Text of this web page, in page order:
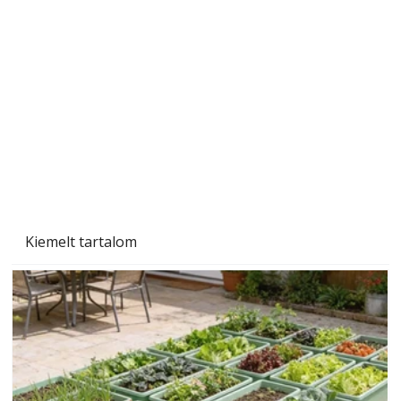
Kiemelt tartalom